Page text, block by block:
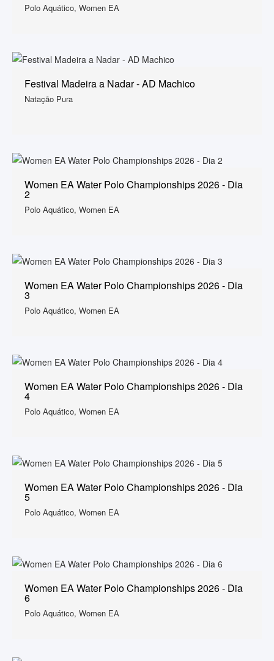
Polo Aquático, Women EA
Festival Madeira a Nadar - AD Machico
Natação Pura
Women EA Water Polo Championships 2026 - Dia
2
Polo Aquático, Women EA
Women EA Water Polo Championships 2026 - Dia
3
Polo Aquático, Women EA
Women EA Water Polo Championships 2026 - Dia
4
Polo Aquático, Women EA
Women EA Water Polo Championships 2026 - Dia
5
Polo Aquático, Women EA
Women EA Water Polo Championships 2026 - Dia
6
Polo Aquático, Women EA